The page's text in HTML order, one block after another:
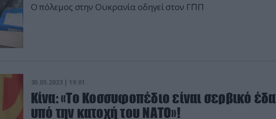
Ο πόλεμος στην Ουκρανία οδηγεί στον Γ΄ΠΠ
30.05.2023 | 19:01
Κίνα: «Το Κοσσυφοπέδιο είναι σερβικό
υπό την κατοχή του ΝΑΤΟ»!